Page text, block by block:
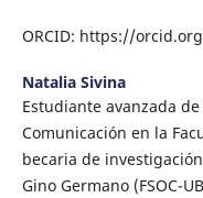
ORCID: https://
Natalia Sivina
Estudiante avanzada
Comunicación en la
becaria de
Gino Germano (FSOC-